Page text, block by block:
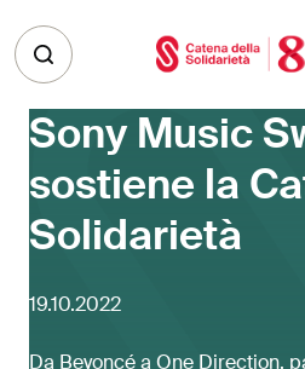
Sony Music
sostiene la
Solidarietà
19.10.2022
Da Beyoncé a One Direction,